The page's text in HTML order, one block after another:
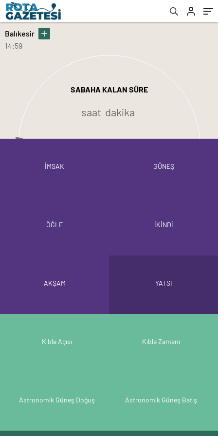
Balıkesir
14:59
SABAHA KALAN SÜRE
saat dakika
İMSAK GÜNEŞ
ÖĞLE İKİNDİ
AKŞAM YATSI
Kıble Açısı Kıble Zamanı
Astronomik Güneş Doğuş Astronomik Güneş Batış